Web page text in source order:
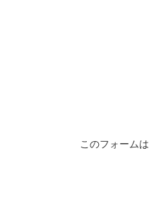
このフォーム